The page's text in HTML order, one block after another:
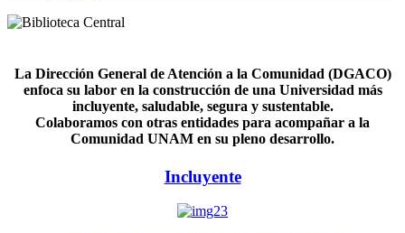
La Dirección General de Atención a la Comunidad (DGACO)
enfoca su labor en la construcción de una Universidad más
incluyente, saludable, segura y sustentable.
Colaboramos con otras entidades para acompañar a la
Comunidad UNAM en su pleno desarrollo.
Incluyente